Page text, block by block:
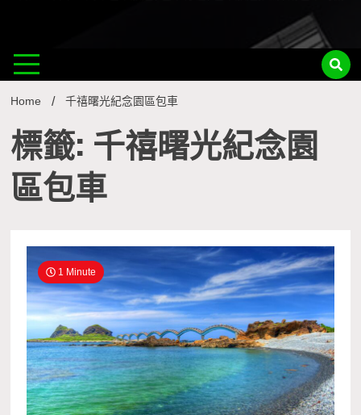
Home 千禧曙光紀念園區包車
標籤: 千禧曙光紀念園
區包車
1 Minute